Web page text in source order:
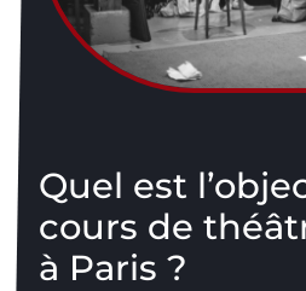
Quel est
cours de
à Paris ?